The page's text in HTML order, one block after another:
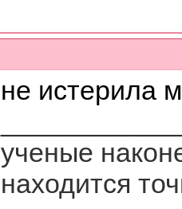
не истерила
ученые
находится